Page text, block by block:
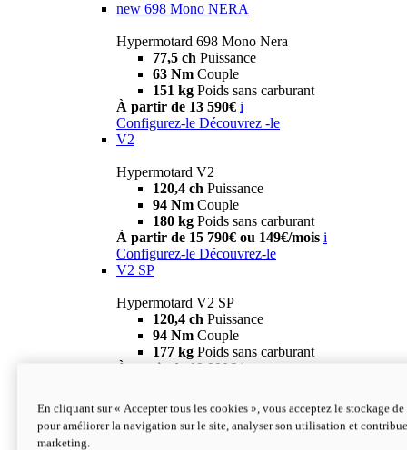
new 698 Mono NERA
Hypermotard 698 Mono Nera
77,5 ch Puissance
63 Nm Couple
151 kg Poids sans carburant
À partir de 13 590€ i
Configurez-le Découvrez -le
V2
Hypermotard V2
120,4 ch Puissance
94 Nm Couple
180 kg Poids sans carburant
À partir de 15 790€ ou 149€/mois i
Configurez-le Découvrez-le
V2 SP
Hypermotard V2 SP
120,4 ch Puissance
94 Nm Couple
177 kg Poids sans carburant
À partir de 19 990€ i
new
V2 SP 100
Hypermotard V2 SP 100
En cliquant sur « Accepter tous les cookies », vous acceptez le stockage
pour améliorer la navigation sur le site, analyser son utilisation et
marketing.